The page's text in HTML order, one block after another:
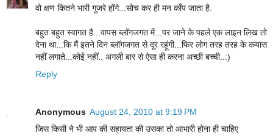
वो क्षण कितने भारी गुजरे होंगे...सोच कर ही मन काँप जाता है.
बहुत बहुत स्वागत है...वापस ब्लॉगजगत में...पर जाने के पहले एक लाइन लिख तो
देना था...कि मैं इतने दिन ब्लॉगजगत से दूर रहूंगी...फिर लोग तरह तरह के कयास
नहीं लगाते...कोई नहीं.. अगली बार से ऐसा ही करना अच्छी बच्ची..:)
Reply
Anonymous August 24, 2010 at 9:19 PM
जिस किसी ने भी आप की सहायता की उसका तो आभारी होना ही चाहिए